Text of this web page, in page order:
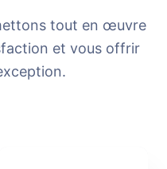
tout en œuvre
et vous offrir